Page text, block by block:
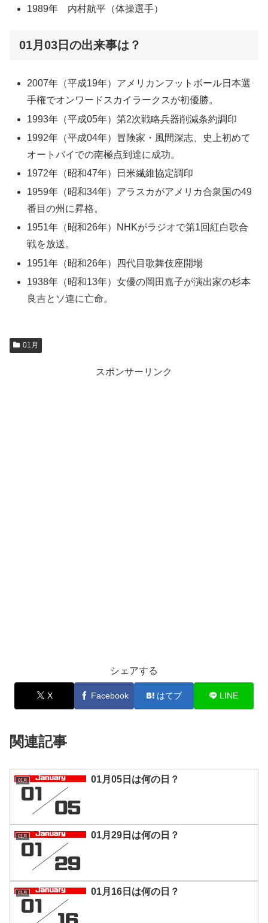
1989年 内村航平（体操選手）
01月03日の出来事は？
2007年（平成19年）アメリカンフットボール日本選
手権でオンワードスカイラークスが初優勝。
1993年（平成05年）第2次戦略兵器削減条約調印
1992年（平成04年）冒険家・風間深志、史上初めて
オートバイでの南極点到達に成功。
1972年（昭和47年）日米繊維協定調印
1959年（昭和34年）アラスカがアメリカ合衆国の49
番目の州に昇格。
1951年（昭和26年）NHKがラジオで第1回紅白歌合
戦を放送。
1951年（昭和26年）四代目歌舞伎座開場
1938年（昭和13年）女優の岡田嘉子が演出家の杉本
良吉とソ連に亡命。
01月
スポンサーリンク
シェアする
X Facebook はてブ LINE
関連記事
01月 01月05日は何の日？
01月 01月29日は何の日？
01月 01月16日は何の日？